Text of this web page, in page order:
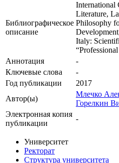
Библиографическое
описание
International
Literature,
Philosophy
Italy:
Аннотация
-
Ключевые cлова
-
Год публикации
2017
Автор(ы)
Млечко
Горелкин
Электронная копия
публикации
-
Университет
Ректорат
Структура университета